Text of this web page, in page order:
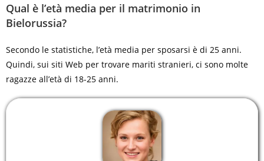
Qual è l’età media per il matrimonio in
Bielorussia?
Secondo le statistiche, l’età media per sposarsi è di 25 anni.
Quindi, sui siti Web per trovare mariti stranieri, ci sono molte
ragazze all’età di 18-25 anni.